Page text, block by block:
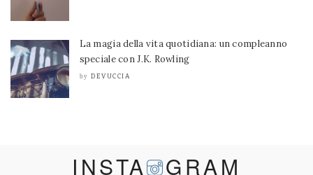
La magia della vita quotidiana: un compleanno
speciale con J.K. Rowling
by DEVUCCIA
INSTA GRAM